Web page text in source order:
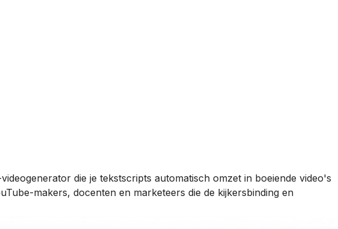
die je tekstscripts automatisch omzet in boeiende video's
makers, docenten en marketeers die de kijkersbinding en